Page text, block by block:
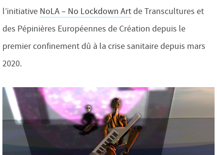
l’initiative NoLA – No Lockdown Artde Transcultures et
des Pépinières Européennes de Création depuis le
premier confinement dû à la crise sanitaire depuis mars
2020.